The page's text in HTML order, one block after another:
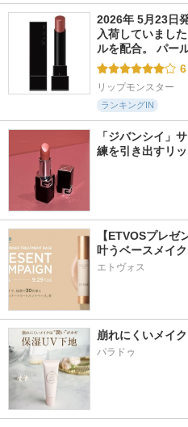
2026年 5月23日
入荷していまし
ルを配合。 パー
6
リップモンスター
ランキングIN
「ジバンシイ」
練を引き出すリ
【ETVOSプレ
叶うベースメイ
エトヴォス
崩れにくいメイ
パラドゥ